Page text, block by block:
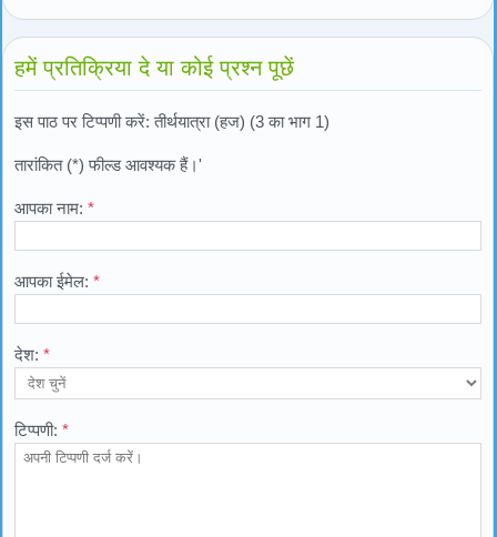
हमें प्रतिक्रिया दे या कोई प्रश्न पूछें
इस पाठ पर टिप्पणी करें: तीर्थयात्रा (हज) (3 का भाग 1)
तारांकित (*) फील्ड आवश्यक हैं।'
आपका नाम: *
आपका ईमेल: *
देश: *
टिप्पणी: *